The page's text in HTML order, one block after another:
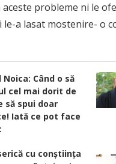
probleme ni le
a lasat mostenire- o
Când o să
cel mai dorit de
să spui doar
Iată ce pot face
cu conştiinţa